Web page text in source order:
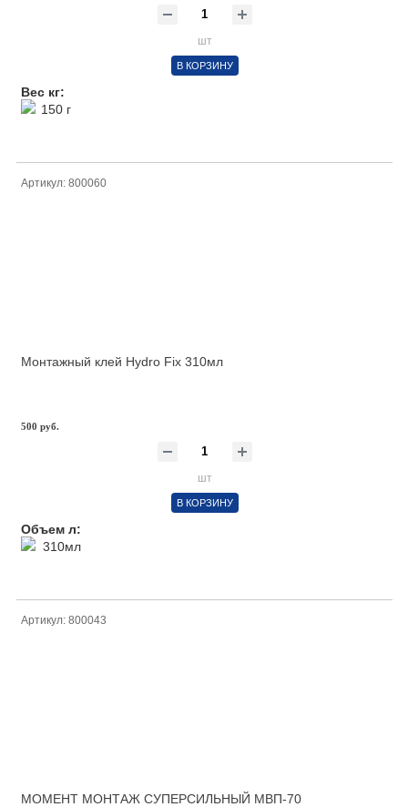
шт
В КОРЗИНУ
Вес кг:
150 г
Артикул: 800060
Монтажный клей Hydro Fix 310мл
500 руб.
шт
В КОРЗИНУ
Объем л:
310мл
Артикул: 800043
МОМЕНТ МОНТАЖ СУПЕРСИЛЬНЫЙ МВП-70